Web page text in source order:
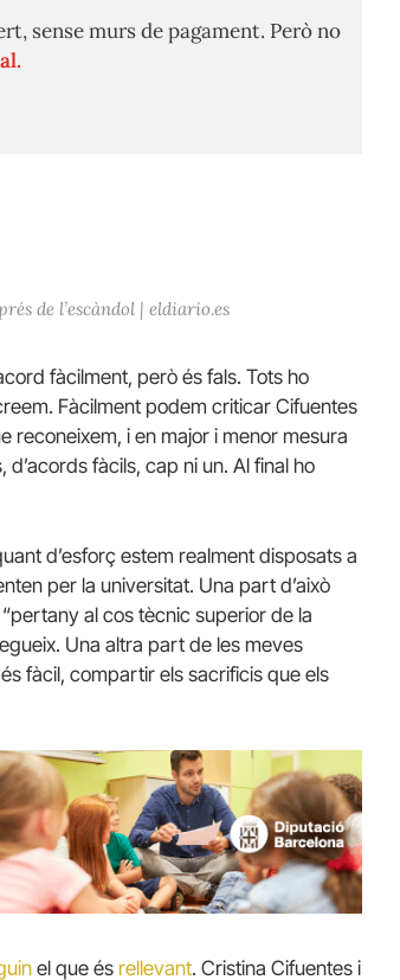
sense murs de pagament. Però no
de l’escàndol | eldiario.es
fàcilment, però és fals. Tots ho
Fàcilment podem criticar Cifuentes
reconeixem, i en major i menor mesura
d’acords fàcils, cap ni un. Al final ho
d’esforç estem realment disposats a
per la universitat. Una part d’això
al cos tècnic superior de la
Una altra part de les meves
fàcil, compartir els sacrificis que els
el que és rellevant. Cristina Cifuentes i